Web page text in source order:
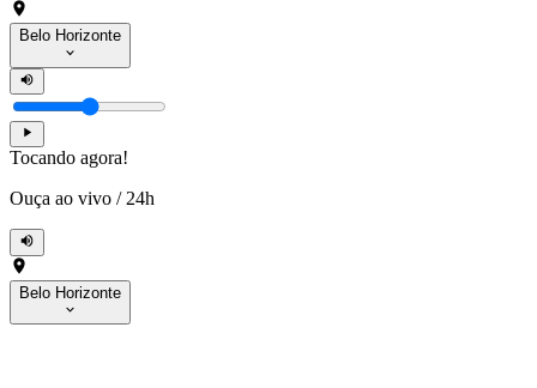
Belo Horizonte
Tocando agora!
Ouça ao vivo / 24h
Belo Horizonte